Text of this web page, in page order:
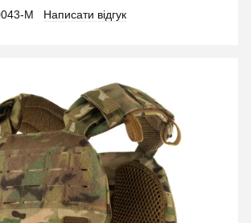
M Написати відгук